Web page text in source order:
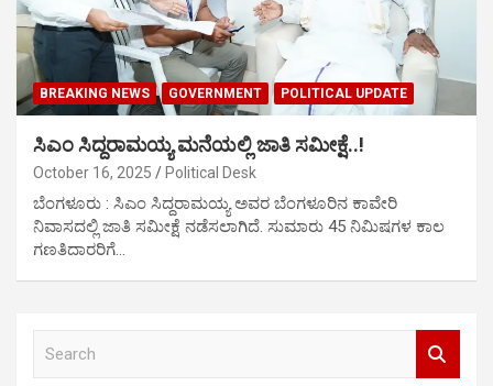
BREAKING NEWS GOVERNMENT POLITICAL UPDATE
ಸಿಎಂ ಸಿದ್ದರಾಮಯ್ಯ ಮನೆಯಲ್ಲಿ ಜಾತಿ ಸಮೀಕ್ಷೆ..!
October 16, 2025 Political Desk
ಬೆಂಗಳೂರು : ಸಿಎಂ ಸಿದ್ದರಾಮಯ್ಯ ಅವರ ಬೆಂಗಳೂರಿನ ಕಾವೇರಿ
ನಿವಾಸದಲ್ಲಿ ಜಾತಿ ಸಮೀಕ್ಷೆ ನಡೆಸಲಾಗಿದೆ. ಸುಮಾರು 45 ನಿಮಿಷಗಳ ಕಾಲ
ಗಣತಿದಾರರಿಗೆ…